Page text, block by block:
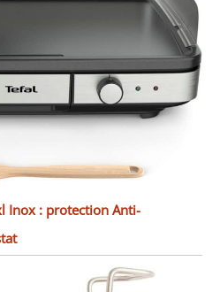
Inox : protection Anti-